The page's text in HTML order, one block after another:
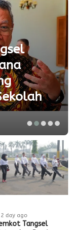
2 day ago
Tangsel